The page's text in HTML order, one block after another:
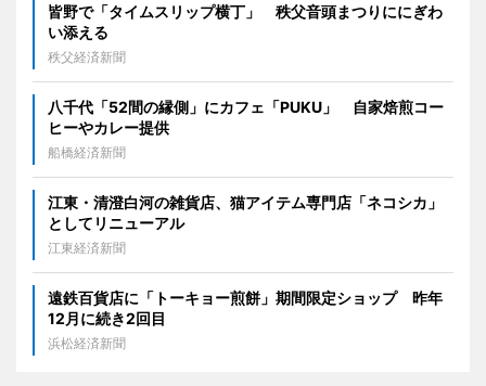
皆野で「タイムスリップ横丁」 秩父音頭まつりににぎわ
い添える
秩父経済新聞
八千代「52間の縁側」にカフェ「PUKU」 自家焙煎コー
ヒーやカレー提供
船橋経済新聞
江東・清澄白河の雑貨店、猫アイテム専門店「ネコシカ」
としてリニューアル
江東経済新聞
遠鉄百貨店に「トーキョー煎餅」期間限定ショップ 昨年
12月に続き2回目
浜松経済新聞